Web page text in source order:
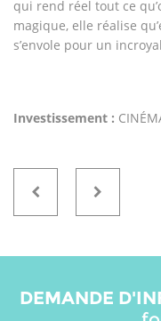
qui rend réel tout ce
magique, elle réalise
s’envole pour un
Investissement :
DEMANDE